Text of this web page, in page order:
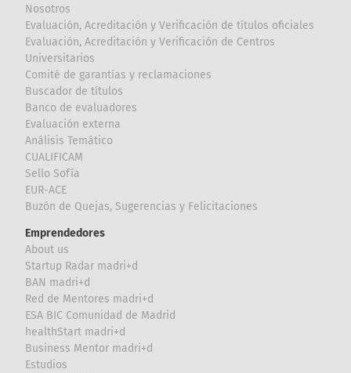
Nosotros
Evaluación, Acreditación y Verificación de títulos oficiales
Evaluación, Acreditación y Verificación de Centros
Universitarios
Comité de garantías y reclamaciones
Buscador de títulos
Banco de evaluadores
Evaluación externa
Análisis Temático
CUALIFICAM
Sello Sofía
EUR-ACE
Buzón de Quejas, Sugerencias y Felicitaciones
Emprendedores
About us
Startup Radar madri+d
BAN madri+d
Red de Mentores madri+d
ESA BIC Comunidad de Madrid
healthStart madri+d
Business Mentor madri+d
Estudios